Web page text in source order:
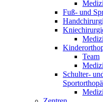
Fuß- und
Team
Schulter-